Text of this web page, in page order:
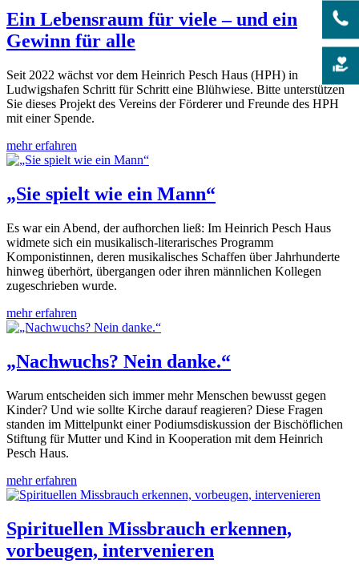
Ein Lebensraum für viele – und ein
Gewinn für alle
Seit 2022 wächst vor dem Heinrich Pesch Haus (HPH) in
Ludwigshafen Schritt für Schritt eine Blühwiese. Bitte unterstützen
Sie dieses Projekt des Vereins der Förderer und Freunde des HPH
mit einer Spende.
mehr erfahren
„Sie spielt wie ein Mann“
Es war ein Abend, der aufhorchen ließ: Im Heinrich Pesch Haus
widmete sich ein musikalisch-literarisches Programm
Komponistinnen, deren musikalisches Schaffen über Jahrhunderte
hinweg überhört, übergangen oder ihren männlichen Kollegen
zugeschrieben wurde.
mehr erfahren
„Nachwuchs? Nein danke.“
Warum entscheiden sich immer mehr Menschen bewusst gegen
Kinder? Und wie sollte Kirche darauf reagieren? Diese Fragen
standen im Mittelpunkt einer Podiumsdiskussion der Bischöflichen
Stiftung für Mutter und Kind in Kooperation mit dem Heinrich
Pesch Haus.
mehr erfahren
Spirituellen Missbrauch erkennen,
vorbeugen, intervenieren